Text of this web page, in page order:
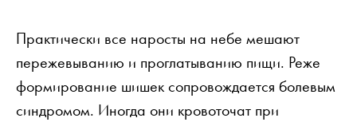
Практически все наросты на небе мешают
пережевыванию и проглатыванию пищи. Реже
формирование шишек сопровождается болевым
синдромом. Иногда они кровоточат при